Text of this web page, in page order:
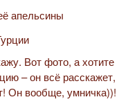
Вот фото, а хотите
– он всё расскажет,
Он вообще, умничка))!